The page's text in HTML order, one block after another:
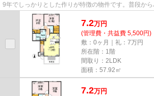
9年でしっかりとした作りが特徴の物件です。普段か
スメ物件、ネット回線導入済み...
7.2万円
(管理費・共益費 5,500円)
敷：0ヶ月｜礼：7万円
所在階：1階
間取り：2LDK
面積：57.92㎡
7.2万円